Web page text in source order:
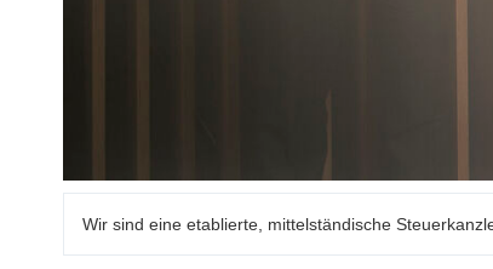
Wir sind eine etablierte, mittelständische